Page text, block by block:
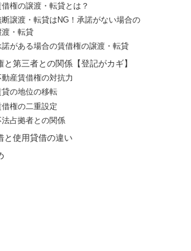
借権の譲渡・転貸とは？
断譲渡・転貸はNG！承諾がない場合の
渡・転貸
諾がある場合の賃借権の譲渡・転貸
と第三者との関係【登記がカギ】
動産賃借権の対抗力
貸の地位の移転
借権の二重設定
法占拠者との関係
と使用貸借の違い